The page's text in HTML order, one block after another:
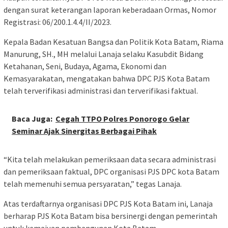
dengan surat keterangan laporan keberadaan Ormas, Nomor
Registrasi: 06/200.1.4.4/II/2023.
Kepala Badan Kesatuan Bangsa dan Politik Kota Batam, Riama
Manurung, SH., MH melalui Lanaja selaku Kasubdit Bidang
Ketahanan, Seni, Budaya, Agama, Ekonomi dan
Kemasyarakatan, mengatakan bahwa DPC PJS Kota Batam
telah terverifikasi administrasi dan terverifikasi faktual.
Baca Juga: Cegah TTPO Polres Ponorogo Gelar
Seminar Ajak Sinergitas Berbagai Pihak
“Kita telah melakukan pemeriksaan data secara administrasi
dan pemeriksaan faktual, DPC organisasi PJS DPC kota Batam
telah memenuhi semua persyaratan,” tegas Lanaja.
Atas terdaftarnya organisasi DPC PJS Kota Batam ini, Lanaja
berharap PJS Kota Batam bisa bersinergi dengan pemerintah